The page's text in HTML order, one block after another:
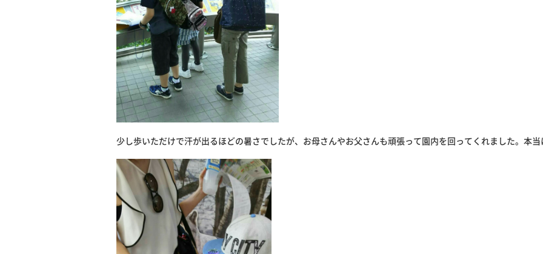
少し歩いただけで汗が出るほどの暑さでしたが、お母さんやお父さんも頑張って園内を回ってくれました。本当